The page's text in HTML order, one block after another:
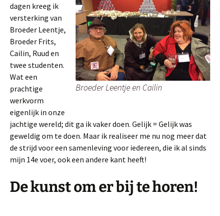
Broeder Leentje en Cailin
dagen kreeg ik
versterking van
Broeder Leentje,
Broeder Frits,
Cailin, Ruud en
twee studenten.
Wat een
prachtige
werkvorm
eigenlijk in onze
jachtige wereld; dit ga ik vaker doen. Gelijk = Gelijk was
geweldig om te doen. Maar ik realiseer me nu nog meer dat
de strijd voor een samenleving voor iedereen, die ik al sinds
mijn 14e voer, ook een andere kant heeft!
De kunst om er bij te horen!